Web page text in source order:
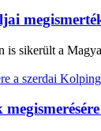
is sikerült a